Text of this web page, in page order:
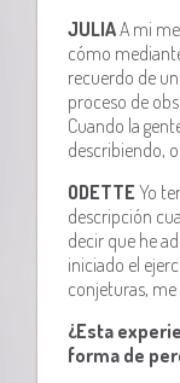
JULIAA mi
cómo
recuerdo de
proceso de
Cuando la
describiendo,
ODETTE Yo
descripción
decir que he
iniciado el
conjeturas,
¿Esta
forma de